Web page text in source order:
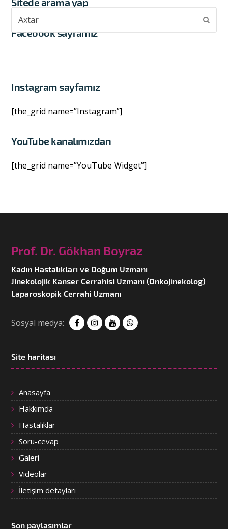
Facebook sayfamız
Instagram sayfamız
[the_grid name=”Instagram”]
YouTube kanalımızdan
[the_grid name=”YouTube Widget”]
Prof. Dr. Gökhan Boyraz
Kadın Hastalıkları ve Doğum Uzmanı
Jinekolojik Kanser Cerrahisi Uzmanı (Onkojinekolog)
Laparoskopik Cerrahi Uzmanı
Sosyal medya:
Site haritası
Anasayfa
Hakkımda
Hastalıklar
Soru-cevap
Galeri
Videolar
İletişim detayları
Son paylaşımlar